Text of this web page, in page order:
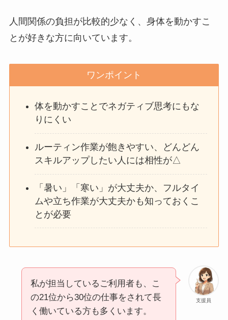
人間関係の負担が比較的少なく、身体を動かすこ
とが好きな方に向いています。
ワンポイント
体を動かすことでネガティブ思考にもな
りにくい
ルーティン作業が飽きやすい、どんどん
スキルアップしたい人には相性が△
「暑い」「寒い」が大丈夫か、フルタイ
ムや立ち作業が大丈夫かも知っておくこ
とが必要
支援員
私が担当しているご利用者も、こ
の21位から30位の仕事をされて長
く働いている方も多くいます。